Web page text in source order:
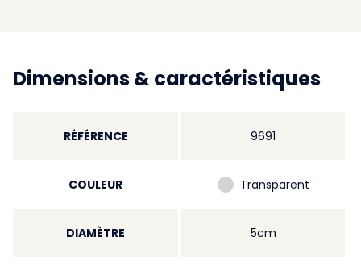
Dimensions & caractéristiques
RÉFÉRENCE 9691
COULEUR Transparent
DIAMÈTRE 5cm